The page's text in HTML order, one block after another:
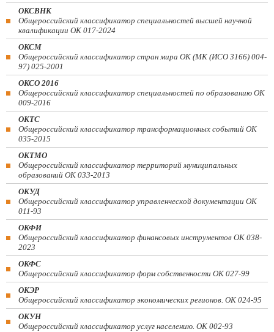
ОКСВНК
Общероссийский классификатор специальностей высшей научной
квалификации ОК 017-2024
ОКСМ
Общероссийский классификатор стран мира ОК (МК (ИСО 3166) 004-
97) 025-2001
ОКСО 2016
Общероссийский классификатор специальностей по образованию ОК
009-2016
ОКТС
Общероссийский классификатор трансформационных событий ОК
035-2015
ОКТМО
Общероссийский классификатор территорий муниципальных
образований ОК 033-2013
ОКУД
Общероссийский классификатор управленческой документации ОК
011-93
ОКФИ
Общероссийский классификатор финансовых инструментов OK 038-
2023
ОКФС
Общероссийский классификатор форм собственности ОК 027-99
ОКЭР
Общероссийский классификатор экономических регионов. ОК 024-95
ОКУН
Общероссийский классификатор услуг населению. ОК 002-93